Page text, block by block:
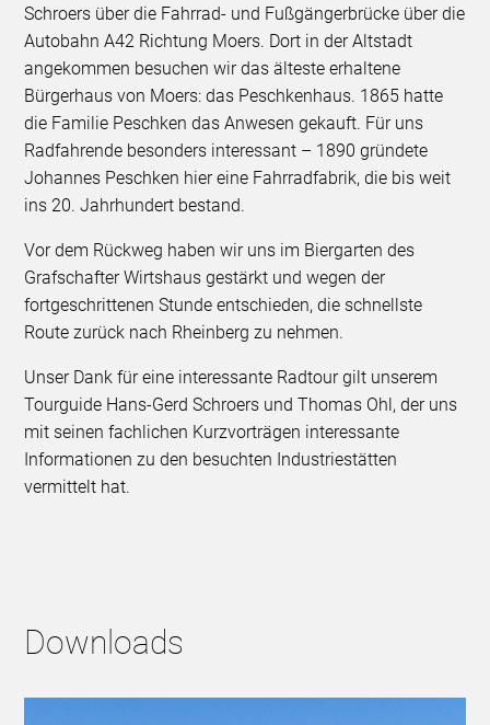
Schroers über die Fahrrad- und Fußgängerbrücke über die
Autobahn A42 Richtung Moers. Dort in der Altstadt
angekommen besuchen wir das älteste erhaltene
Bürgerhaus von Moers: das Peschkenhaus. 1865 hatte
die Familie Peschken das Anwesen gekauft. Für uns
Radfahrende besonders interessant – 1890 gründete
Johannes Peschken hier eine Fahrradfabrik, die bis weit
ins 20. Jahrhundert bestand.
Vor dem Rückweg haben wir uns im Biergarten des
Grafschafter Wirtshaus gestärkt und wegen der
fortgeschrittenen Stunde entschieden, die schnellste
Route zurück nach Rheinberg zu nehmen.
Unser Dank für eine interessante Radtour gilt unserem
Tourguide Hans-Gerd Schroers und Thomas Ohl, der uns
mit seinen fachlichen Kurzvorträgen interessante
Informationen zu den besuchten Industriestätten
vermittelt hat.
Downloads